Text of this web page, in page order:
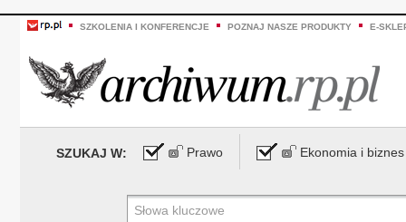
SZKOLENIA I KONFERENCJE POZNAJ NASZE PRODUKTY E-
SZUKAJ W: Prawo Ekonomia i biznes